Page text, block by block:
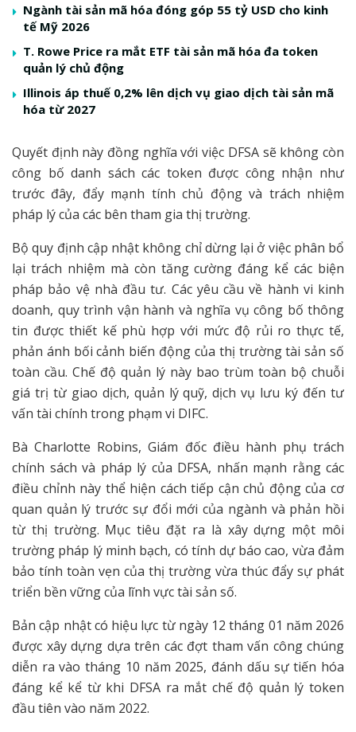
Ngành tài sản mã hóa đóng góp 55 tỷ USD cho kinh
tế Mỹ 2026
T. Rowe Price ra mắt ETF tài sản mã hóa đa token
quản lý chủ động
Illinois áp thuế 0,2% lên dịch vụ giao dịch tài sản mã
hóa từ 2027
Quyết định này đồng nghĩa với việc DFSA sẽ không còn
công bố danh sách các token được công nhận như
trước đây, đẩy mạnh tính chủ động và trách nhiệm
pháp lý của các bên tham gia thị trường.
Bộ quy định cập nhật không chỉ dừng lại ở việc phân bổ
lại trách nhiệm mà còn tăng cường đáng kể các biện
pháp bảo vệ nhà đầu tư. Các yêu cầu về hành vi kinh
doanh, quy trình vận hành và nghĩa vụ công bố thông
tin được thiết kế phù hợp với mức độ rủi ro thực tế,
phản ánh bối cảnh biến động của thị trường tài sản số
toàn cầu. Chế độ quản lý này bao trùm toàn bộ chuỗi
giá trị từ giao dịch, quản lý quỹ, dịch vụ lưu ký đến tư
vấn tài chính trong phạm vi DIFC.
Bà Charlotte Robins, Giám đốc điều hành phụ trách
chính sách và pháp lý của DFSA, nhấn mạnh rằng các
điều chỉnh này thể hiện cách tiếp cận chủ động của cơ
quan quản lý trước sự đổi mới của ngành và phản hồi
từ thị trường. Mục tiêu đặt ra là xây dựng một môi
trường pháp lý minh bạch, có tính dự báo cao, vừa đảm
bảo tính toàn vẹn của thị trường vừa thúc đẩy sự phát
triển bền vững của lĩnh vực tài sản số.
Bản cập nhật có hiệu lực từ ngày 12 tháng 01 năm 2026
được xây dựng dựa trên các đợt tham vấn công chúng
diễn ra vào tháng 10 năm 2025, đánh dấu sự tiến hóa
đáng kể kể từ khi DFSA ra mắt chế độ quản lý token
đầu tiên vào năm 2022.